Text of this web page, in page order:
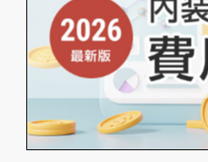
エリア・業種などのテーマ別
開しています。